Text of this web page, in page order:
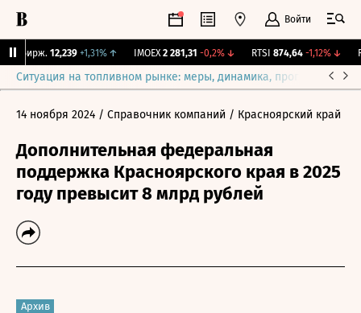
Войти
Бирж. 12,239 +1,31% ↑ IMOEX 2 281,31 -0,2%↓ RTSI 874,64 -1,12%↓
Ситуация на топливном рынке: меры, динамика, прогнозы
14 ноября 2024 / Справочник компаний / Красноярский край
Дополнительная федеральная
поддержка Красноярского края в 2025
году превысит 8 млрд рублей
Архив